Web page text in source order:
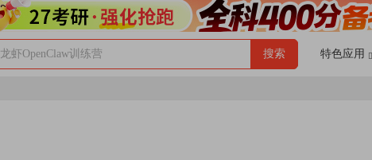
龙虾OpenClaw训练营 搜索 特色应用